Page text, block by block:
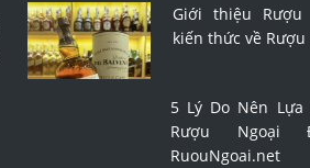
Giới thiệu Rượu
kiến thức về Rượu
5 Lý Do Nên Lựa
Rượu
RuouNgoai.net